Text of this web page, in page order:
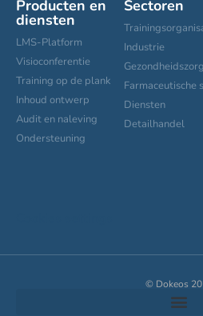
Producten en
diensten
LMS-Platform
Visioconferentie
Training op de plank
Inhoud ontwerp
Audit en naleving
Ondersteuning
Sectoren
Industrie
Gezondheidszorg
Farmaceutische
Diensten
Detailhandel
© Dokeos